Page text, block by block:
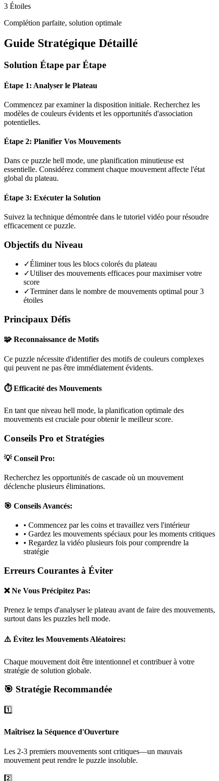
3 Étoiles
Complétion parfaite, solution optimale
Guide Stratégique Détaillé
Solution Étape par Étape
Étape 1: Analyser le Plateau
Commencez par examiner la disposition initiale. Recherchez les
modèles de couleurs évidents et les opportunités d'association
potentielles.
Étape 2: Planifier Vos Mouvements
Dans ce puzzle hell mode, une planification minutieuse est
essentielle. Considérez comment chaque mouvement affecte l'état
global du plateau.
Étape 3: Exécuter la Solution
Suivez la technique démontrée dans le tutoriel vidéo pour résoudre
efficacement ce puzzle.
Objectifs du Niveau
✓Éliminer tous les blocs colorés du plateau
✓Utiliser des mouvements efficaces pour maximiser votre
score
✓Terminer dans le nombre de mouvements optimal pour 3
étoiles
Principaux Défis
🧩 Reconnaissance de Motifs
Ce puzzle nécessite d'identifier des motifs de couleurs complexes
qui peuvent ne pas être immédiatement évidents.
⏱️ Efficacité des Mouvements
En tant que niveau hell mode, la planification optimale des
mouvements est cruciale pour obtenir le meilleur score.
Conseils Pro et Stratégies
💡 Conseil Pro:
Recherchez les opportunités de cascade où un mouvement
déclenche plusieurs éliminations.
🎯 Conseils Avancés:
• Commencez par les coins et travaillez vers l'intérieur
• Gardez les mouvements spéciaux pour les moments critiques
• Regardez la vidéo plusieurs fois pour comprendre la
stratégie
Erreurs Courantes à Éviter
❌ Ne Vous Précipitez Pas:
Prenez le temps d'analyser le plateau avant de faire des mouvements,
surtout dans les puzzles hell mode.
⚠️ Évitez les Mouvements Aléatoires:
Chaque mouvement doit être intentionnel et contribuer à votre
stratégie de solution globale.
🎯 Stratégie Recommandée
1️⃣
Maîtrisez la Séquence d'Ouverture
Les 2-3 premiers mouvements sont critiques—un mauvais
mouvement peut rendre le puzzle insoluble.
2️⃣